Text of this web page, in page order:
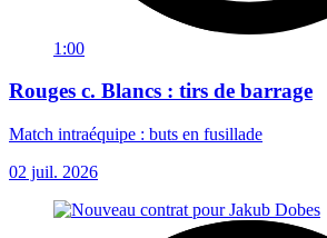
1:00
Rouges c. Blancs : tirs de barrage
Match intraéquipe : buts en fusillade
02 juil. 2026